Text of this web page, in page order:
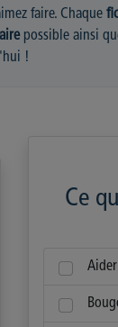
faire. Chaque
possible ainsi
!
Ce